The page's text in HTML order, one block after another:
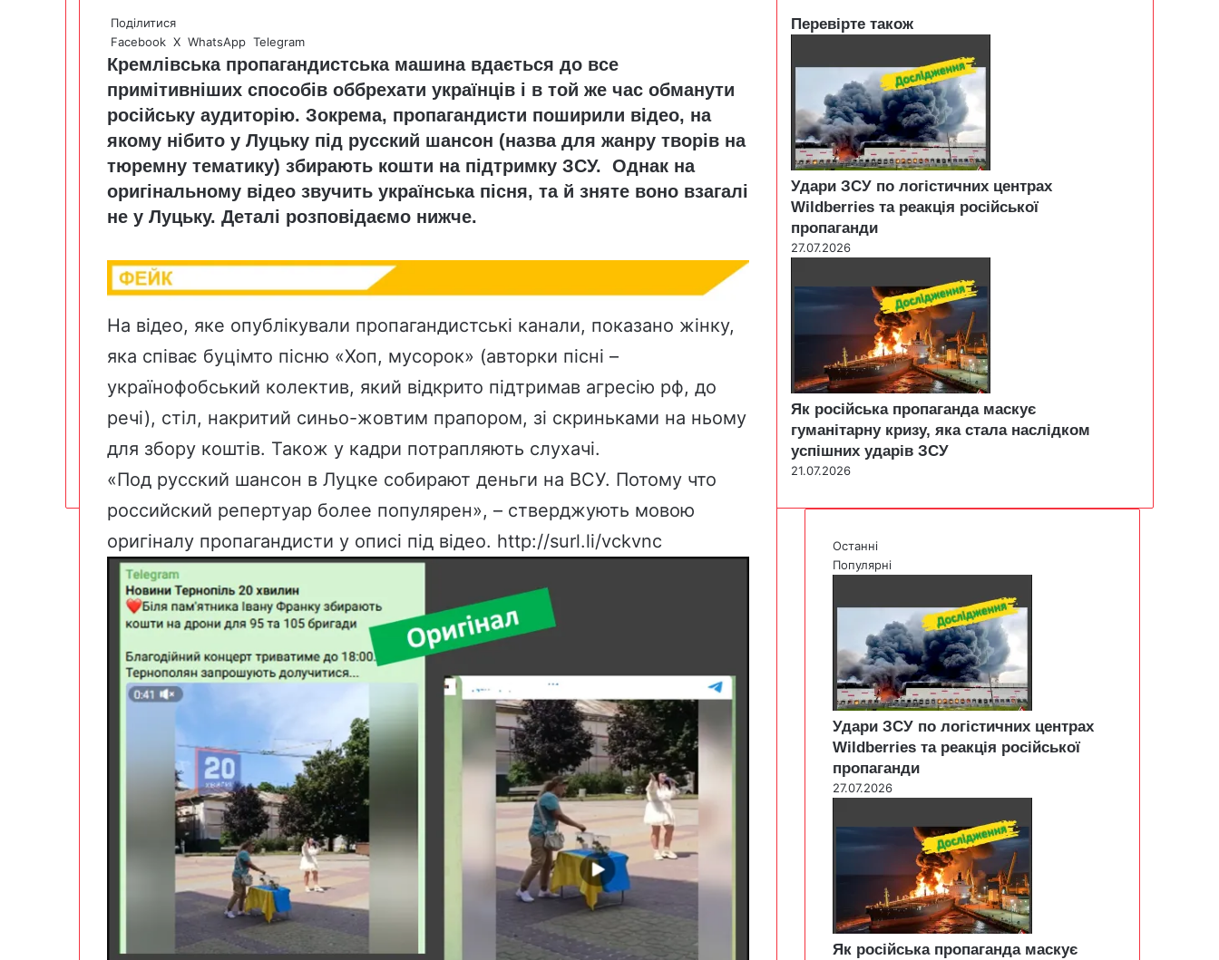
Поділитися
Facebook X WhatsApp Telegram
Кремлівська пропагандистська машина вдається до все
примітивніших способів оббрехати українців і в той же час обманути
російську аудиторію. Зокрема, пропагандисти поширили відео, на
якому нібито у Луцьку під русский шансон (назва для жанру творів на
тюремну тематику) збирають кошти на підтримку ЗСУ. Однак на
оригінальному відео звучить українська пісня, та й зняте воно взагалі
не у Луцьку. Деталі розповідаємо нижче.
На відео, яке опублікували пропагандистські канали, показано жінку,
яка співає буцімто пісню «Хоп, мусорок» (авторки пісні –
українофобський колектив, який відкрито підтримав агресію рф, до
речі), стіл, накритий синьо-жовтим прапором, зі скриньками на ньому
для збору коштів. Також у кадри потрапляють слухачі.
«Под русский шансон в Луцке собирают деньги на ВСУ. Потому что
российский репертуар более популярен», – стверджують мовою
оригіналу пропагандисти у описі під відео. http://surl.li/vckvnc
Перевірте також
Удари ЗСУ по логістичних центрах
Wildberries та реакція російської
пропаганди
27.07.2026
Як російська пропаганда маскує
гуманітарну кризу, яка стала наслідком
успішних ударів ЗСУ
21.07.2026
Останні
Популярні
Удари ЗСУ по логістичних центрах
Wildberries та реакція російської
пропаганди
27.07.2026
Як російська пропаганда маскує